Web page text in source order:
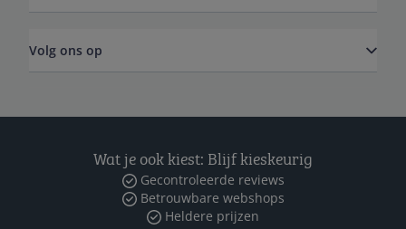
Volg ons op
Wat je ook kiest: Blijf kieskeurig
Gecontroleerde reviews
Betrouwbare webshops
Heldere prijzen